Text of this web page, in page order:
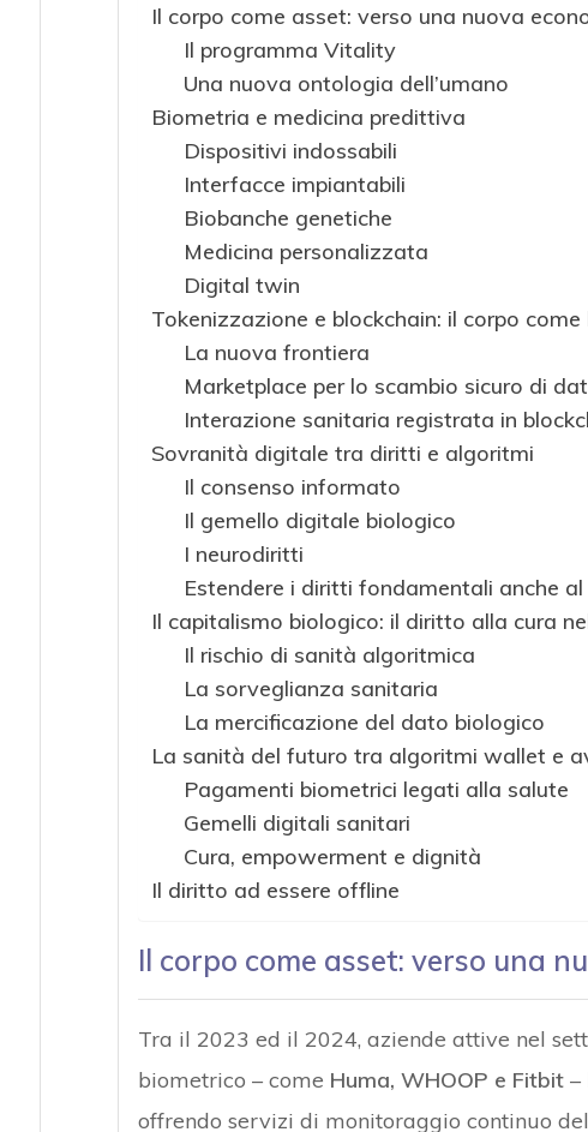
Il corpo come asset: verso una nuova
Il programma Vitality
Una nuova ontologia dell’umano
Biometria e medicina predittiva
Dispositivi indossabili
Interfacce impiantabili
Biobanche genetiche
Medicina personalizzata
Digital twin
Tokenizzazione e blockchain: il corpo come
La nuova frontiera
Marketplace per lo scambio sicuro di
Interazione sanitaria registrata in
Sovranità digitale tra diritti e algoritmi
Il consenso informato
Il gemello digitale biologico
I neurodiritti
Estendere i diritti fondamentali anche
Il capitalismo biologico: il diritto alla cura
Il rischio di sanità algoritmica
La sorveglianza sanitaria
La mercificazione del dato biologico
La sanità del futuro tra algoritmi wallet e
Pagamenti biometrici legati alla salute
Gemelli digitali sanitari
Cura, empowerment e dignità
Il diritto ad essere offline
Il corpo come asset: verso una
Tra il 2023 ed il 2024, aziende attive nel
biometrico – come Huma, WHOOP e Fitbit–
offrendo servizi di monitoraggio continuo